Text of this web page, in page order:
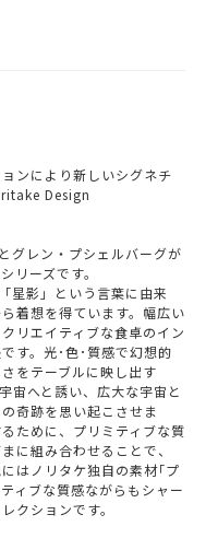
ンにより新しいシグネチ
Design
グレン・プシェルバーグが
リーズです。
星影」という言葉に由来
着想を得ています。幅広い
リエイティブな食卓のイン
す。光･色･質感で幻想的
をテーブルに映し出す
宙へと誘い、広大な宇宙と
奇跡を思い起こさせま
ために、プリミティブな質
に組み合わせることで、
はノリタケ独自の素材｢プ
ィブな質感ながらもシャー
クションです。